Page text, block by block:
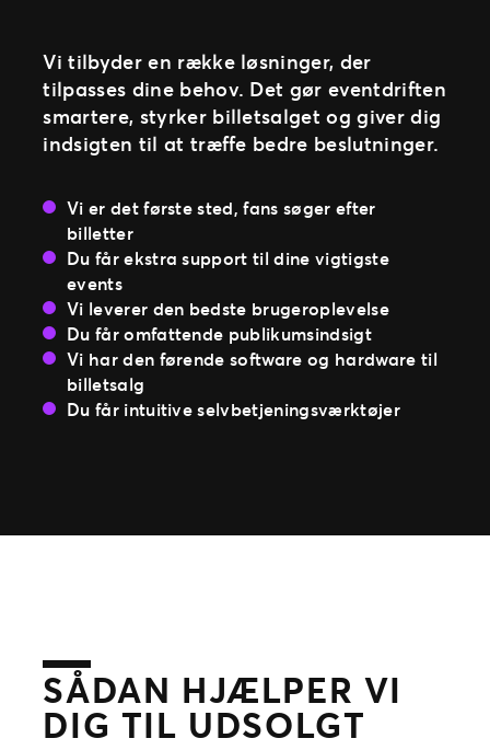
Vi tilbyder en række løsninger, der
tilpasses dine behov. Det gør eventdriften
smartere, styrker billetsalget og giver dig
indsigten til at træffe bedre beslutninger.
Vi er det første sted, fans søger efter
billetter
Du får ekstra support til dine vigtigste
events
Vi leverer den bedste brugeroplevelse
Du får omfattende publikumsindsigt
Vi har den førende software og hardware til
billetsalg
Du får intuitive selvbetjeningsværktøjer
SÅDAN HJÆLPER VI
DIG TIL UDSOLGT